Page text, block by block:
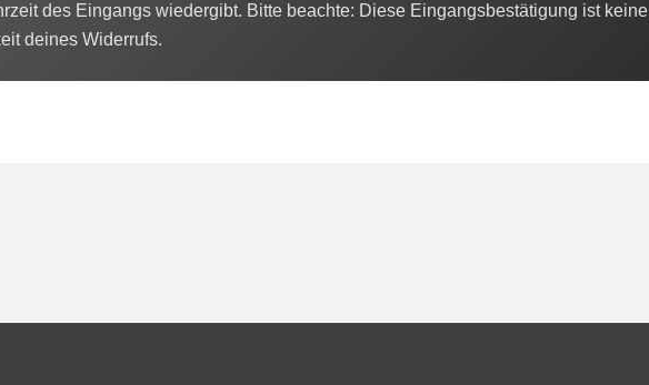
des Eingangs wiedergibt. Bitte beachte: Diese Eingangsbestätigung ist keine
deines Widerrufs.